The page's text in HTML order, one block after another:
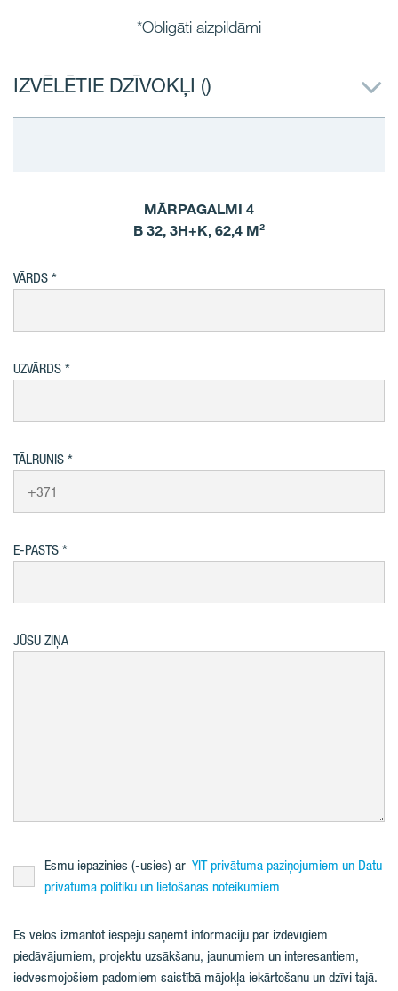
*Obligāti aizpildāmi
IZVĒLĒTIE DZĪVOKĻI ()
MĀRPAGALMI 4
B 32, 3H+K, 62,4 M²
VĀRDS
UZVĀRDS
TĀLRUNIS
E-PASTS
JŪSU ZIŅA
Esmu iepazinies (-usies) ar YIT privātuma paziņojumiem un Datu
privātuma politiku un lietošanas noteikumiem
Es vēlos izmantot iespēju saņemt informāciju par izdevīgiem
piedāvājumiem, projektu uzsākšanu, jaunumiem un interesantiem,
iedvesmojošiem padomiem saistībā mājokļa iekārtošanu un dzīvi tajā.